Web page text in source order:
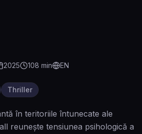
2025 108 min EN
Thriller
în teritoriile întunecate ale
reunește tensiunea psihologică a